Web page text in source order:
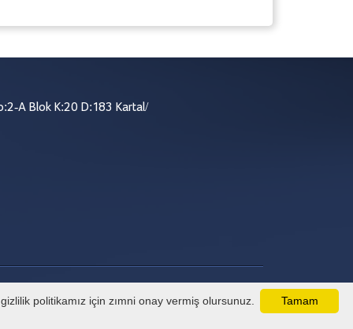
A Blok K:20 D:183 Kartal/
Tamam
politikamız için zımni onay vermiş olursunuz.